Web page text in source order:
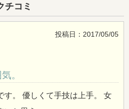
チコミ
投稿日：2017/05/05
。
す。 優しくて手技は上手。 女